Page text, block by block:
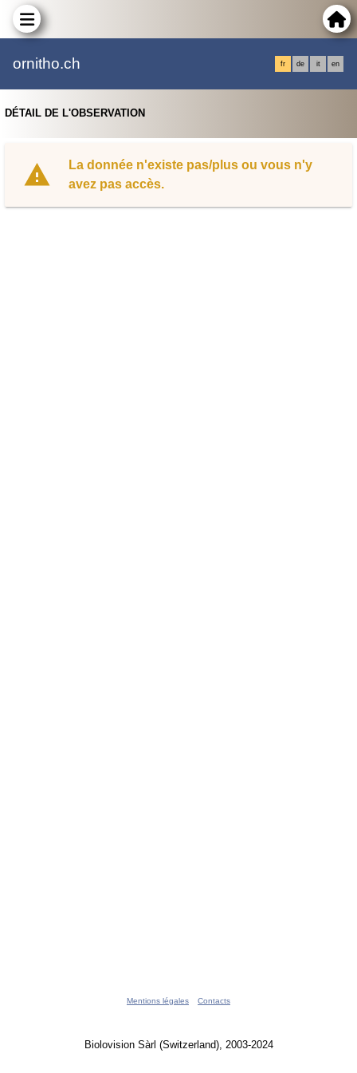
ornitho.ch fr de it en
DÉTAIL DE L'OBSERVATION
La donnée n'existe pas/plus ou vous n'y
avez pas accès.
Mentions légales Contacts
Biolovision Sàrl (Switzerland), 2003-2024